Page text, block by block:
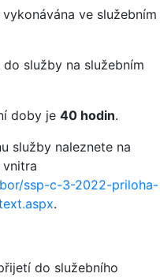
ve služebním
služby na služebním
doby je 40 hodin.
služby naleznete na
ssp-c-3-2022-priloha-
.
do služebního